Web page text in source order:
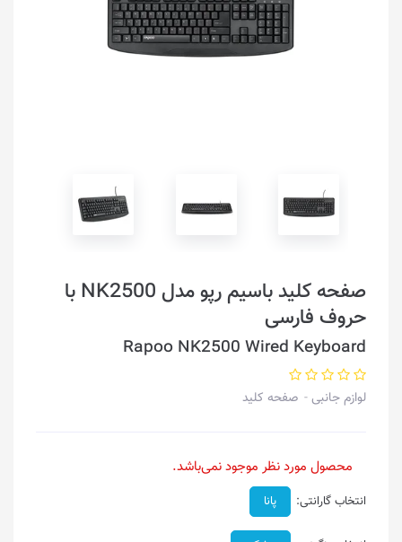
صفحه کلید با‌سیم رپو مدل NK2500 با
حروف فارسی
Rapoo NK2500 Wired Keyboard
لوازم جانبی صفحه کلید
محصول مورد نظر موجود نمی‌باشد.
انتخاب گارانتی: پانا